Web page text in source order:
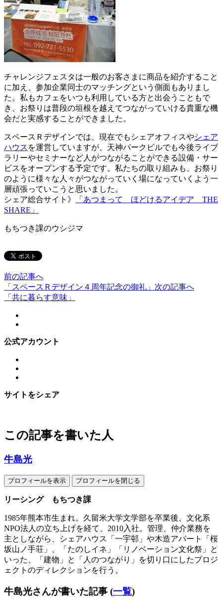
チャレンジフェスタは一般のお客さまに商品を紹介すること
に加え、参加企業同士のマッチングという側面もありまし
た。私もカフェをいつも利用している方と出会うこともで
き、お祭りは普段の垣根を越えてつながっていける貴重な機
会だと実感することができました。
スペースＲデザインでは、現在でもシェアオフィスやシェア
ハウス を運営していますが、天神パークビルでも今後ライブ
ラリーやセミナーなど人がつながることができる設備・サー
ビスをオープンする予定です。私たちの取り組みも、お祭り
のように様々な人々がつながっていく場になっていくよう一
層頑張っていこうと思いました。
シェア総合サイト》
「あつまって ほどけるアイデア THE
SHARE」
もちつき課のウシジマ
前の記事へ
「スペースＲデザイン４周年記念の御礼」 次の記事へ
「共に暮らす意味」
公式アカウント
サイトをシェア
この記事を書いた人
牛島光
プロフィールを表示 プロフィールを閉じる
リーシング もちつき課
1985年熊本市生まれ。久留米大学文学部を卒業後、文化系
NPO法人の立ち上げを経て、2010入社。管理、仲介業務を
主としながら、シェアハウス「一宇邨」や木造アパート「桜
坂山ノ手荘」、「たのしイネ」「リノベーション文化祭」と
いった、「建物」と「人のつながり」を切り口にしたプロジ
ェクトのディレクションを行う。
牛島光さんが書いた記事 (一覧)